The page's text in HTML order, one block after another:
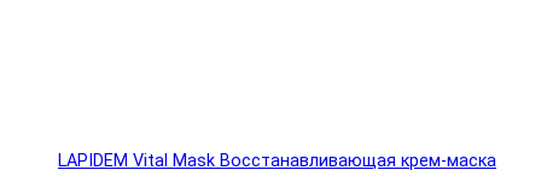
LAPIDEM Vital Mask Восстанавливающая крем-маска